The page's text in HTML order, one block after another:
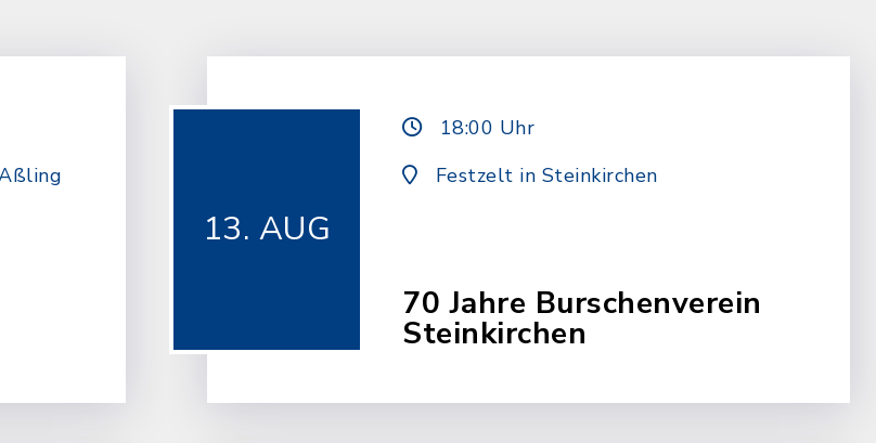
13. AUG
18:00 Uhr
Festzelt in Steinkirchen
70 Jahre Burschenverein
Steinkirchen